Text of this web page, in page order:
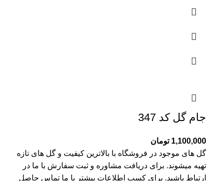
جام گل کد 347
1,100,000 تومان
گل های موجود در فروشگاه با بالاترین کیفیت و گل های تازه
تهیه میشوند. برای دریافت مشاوره و ثبت سفارش با ما در
ارتباط باشید. برای کسب اطلاعات بیشتر با ما تماس حاصل